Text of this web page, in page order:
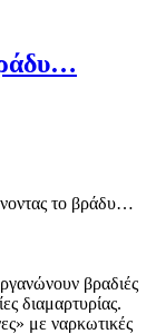
το βράδυ…
βραδιές
διαμαρτυρίας.
με ναρκωτικές